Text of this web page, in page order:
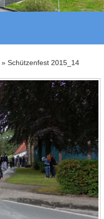
» Schützenfest 2015_14